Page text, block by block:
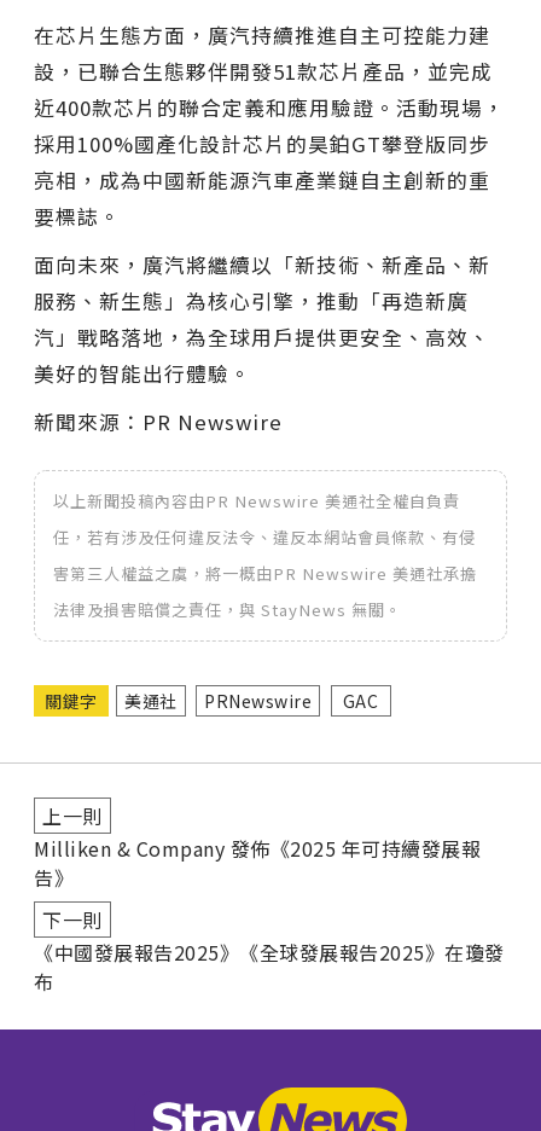
在芯片生態方面，廣汽持續推進自主可控能力建
設，已聯合生態夥伴開發51款芯片產品，並完成
近400款芯片的聯合定義和應用驗證。活動現場，
採用100%國產化設計芯片的昊鉑GT攀登版同步
亮相，成為中國新能源汽車產業鏈自主創新的重
要標誌。
面向未來，廣汽將繼續以「新技術、新產品、新
服務、新生態」為核心引擎，推動「再造新廣
汽」戰略落地，為全球用戶提供更安全、高效、
美好的智能出行體驗。
新聞來源：PR Newswire
以上新聞投稿內容由PR Newswire 美通社全權自負責
任，若有涉及任何違反法令、違反本網站會員條款、有侵
害第三人權益之虞，將一概由PR Newswire 美通社承擔
法律及損害賠償之責任，與 StayNews 無關。
關鍵字 美通社 PRNewswire GAC
上一則
Milliken & Company 發佈《2025 年可持續發展報
告》
下一則
《中國發展報告2025》《全球發展報告2025》在瓊發
布